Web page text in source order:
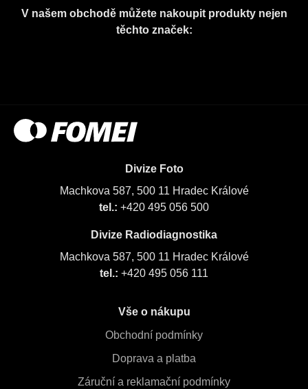
V našem obchodě můžete nakoupit produkty nejen
těchto značek:
Divize Foto
Machkova 587, 500 11 Hradec Králové
tel.: +420 495 056 500
Divize Radiodiagnostika
Machkova 587, 500 11 Hradec Králové
tel.: +420 495 056 111
Vše o nákupu
Obchodní podmínky
Doprava a platba
Záruční a reklamační podmínky